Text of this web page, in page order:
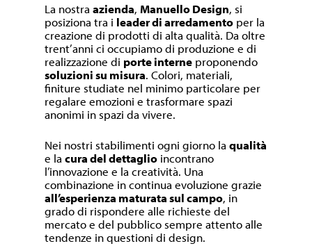
La nostraazienda, Manuello Design, si
posiziona tra i leader di arredamento per la
creazione di prodotti di alta qualità. Da oltre
trent’anni ci occupiamo di produzione e di
realizzazione di porte interne proponendo
soluzioni su misura. Colori, materiali,
finiture studiate nel minimo particolare per
regalare emozioni e trasformare spazi
anonimi in spazi da vivere.
Nei nostri stabilimenti ogni giorno laqualità
e lacura del dettaglio incontrano
l’innovazione e la creatività. Una
combinazione in continua evoluzione grazie
all’esperienza maturata sul campo, in
grado di rispondere alle richieste del
mercato e del pubblico sempre attento alle
tendenze in questioni di design.